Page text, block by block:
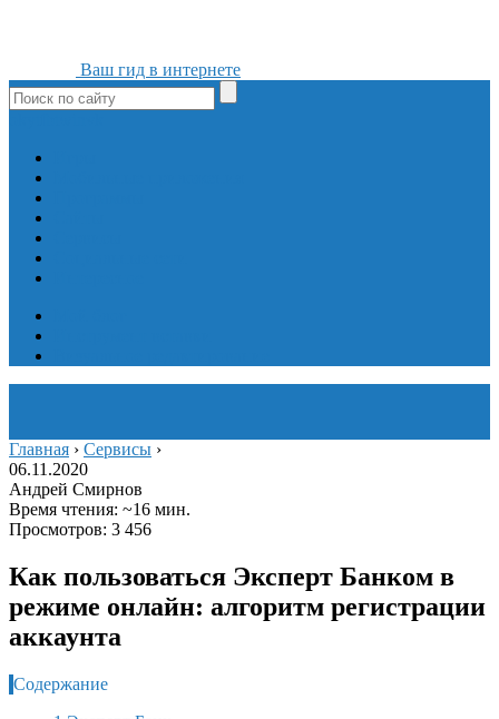
Ваш гид в интернете
Главная › Сервисы ›
06.11.2020
Андрей Смирнов
Время чтения: ~16 мин.
Просмотров: 3 456
Как пользоваться Эксперт Банком в
режиме онлайн: алгоритм регистрации
аккаунта
Содержание